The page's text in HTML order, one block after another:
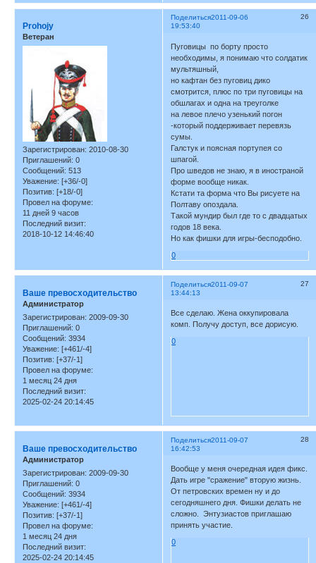
Поделиться 26
2011-09-06
19:53:40
Prohojy
Ветеран
Зарегистрирован: 2010-08-30
Приглашений: 0
Сообщений: 513
Уважение: [+36/-0]
Позитив: [+18/-0]
Провел на форуме:
11 дней 9 часов
Последний визит:
2018-10-12 14:46:40
Пуговицы по борту просто
необходимы, я понимаю что солдатик
мультяшный,
но кафтан без пуговиц дико
смотрится, плюс по три пуговицы на
обшлагах и одна на треуголке
на левое плечо узенький погон
-который поддерживает перевязь
сумы.
Галстук и поясная портупея со
шпагой.
Про шведов не знаю, я в иностраной
форме вообще никак.
Кстати та форма что Вы рисуете на
Полтаву опоздала.
Такой мундир был где то с двадцатых
годов 18 века.
Но как фишки для игры-бесподобно.
0
Поделиться 27
2011-09-07
13:44:13
Ваше превосходительство
Администратор
Зарегистрирован: 2009-09-30
Приглашений: 0
Сообщений: 3934
Уважение: [+461/-4]
Позитив: [+37/-1]
Провел на форуме:
1 месяц 24 дня
Последний визит:
2025-02-24 20:14:45
Все сделаю. Жена оккупировала
комп. Получу доступ, все дорисую.
0
Поделиться 28
2011-09-07
16:42:53
Ваше превосходительство
Администратор
Зарегистрирован: 2009-09-30
Приглашений: 0
Сообщений: 3934
Уважение: [+461/-4]
Позитив: [+37/-1]
Провел на форуме:
1 месяц 24 дня
Последний визит:
2025-02-24 20:14:45
Вообще у меня очередная идея фикс.
Дать игре "сражение" вторую жизнь.
От петровских времен ну и до
сегодняшнего дня. Фишки делать не
сложно. Энтузиастов приглашаю
принять участие.
0